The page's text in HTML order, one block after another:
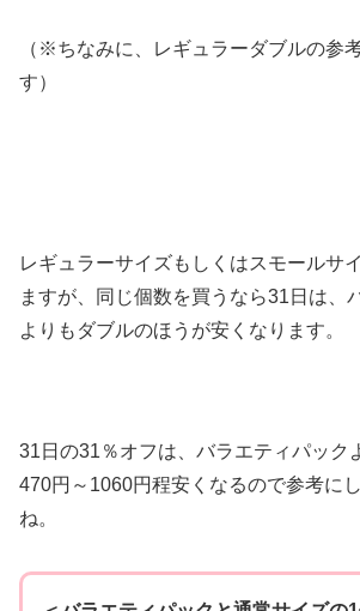
（※ちなみに、レギュラーダブルの参
す）
レギュラーサイズもしくはスモールサ
ますが、同じ個数を買うなら31日は、
よりもダブルのほうが安くなります。
31日の31％オフは、バラエティパック
470円～1060円程安くなるので参考に
ね。